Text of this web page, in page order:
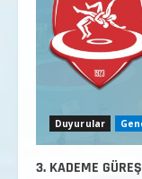
Duyurular
3. KADEME